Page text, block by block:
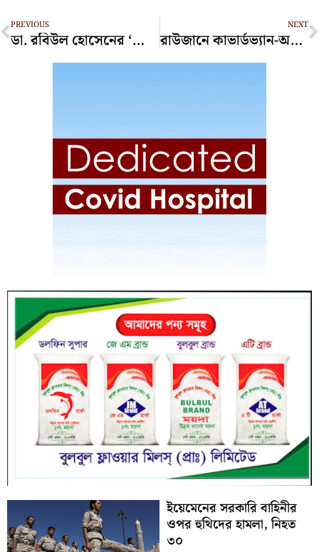
Prev
PREVIOUS
ডা. রবিউল হোসেনের ‘প্লেজার অ্যান্ড পেইন’ বইয়ের প্রকাশনা উৎসব
NEXT
রাউজানে কাভার্ডভ্যান-অটোরিকশা সংঘর্ষে নিহত ১, আহত ৩
ইয়েমেনের সরকারি বাহিনীর
ওপর হুথিদের হামলা, নিহত
৩০